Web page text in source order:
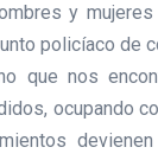
y
policíaco de
que nos
ocupando